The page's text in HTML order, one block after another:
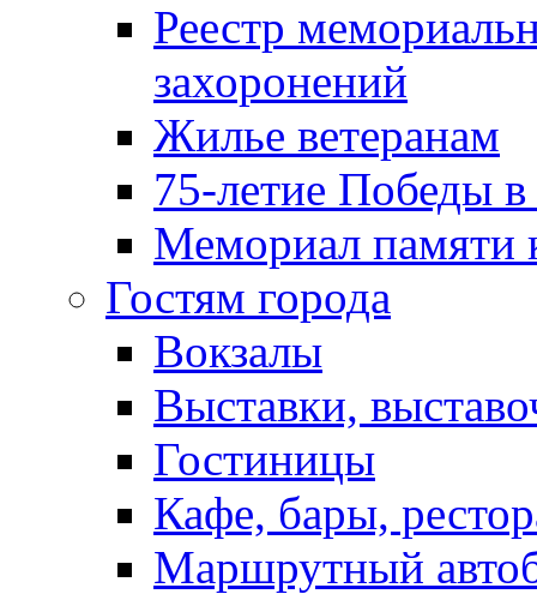
Реестр
захоронений
Жилье ветеранам
75-летие Победы
Мемориал памяти
Гостям города
Вокзалы
Выставки,
Гостиницы
Кафе, бары,
Маршрутный